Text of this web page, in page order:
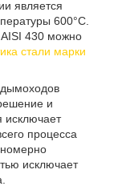
является
600°C.
AISI 430 можно
стали марки
дымоходов
и
исключает
процесса
исключает